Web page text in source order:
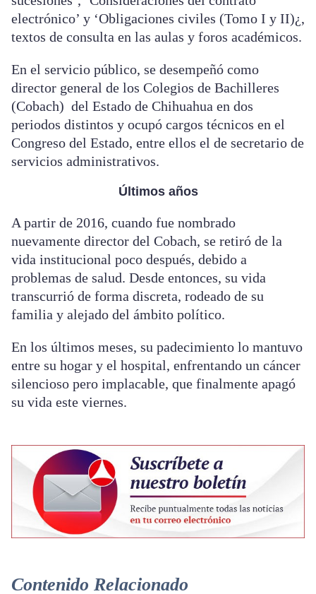
electrónico’ y ‘Obligaciones civiles (Tomo I y II)¿,
textos de consulta en las aulas y foros académicos.
En el servicio público, se desempeñó como
director general de los Colegios de Bachilleres
(Cobach) del Estado de Chihuahua en dos
periodos distintos y ocupó cargos técnicos en el
Congreso del Estado, entre ellos el de secretario de
servicios administrativos.
Últimos años
A partir de 2016, cuando fue nombrado
nuevamente director del Cobach, se retiró de la
vida institucional poco después, debido a
problemas de salud. Desde entonces, su vida
transcurrió de forma discreta, rodeado de su
familia y alejado del ámbito político.
En los últimos meses, su padecimiento lo mantuvo
entre su hogar y el hospital, enfrentando un cáncer
silencioso pero implacable, que finalmente apagó
su vida este viernes.
Contenido Relacionado